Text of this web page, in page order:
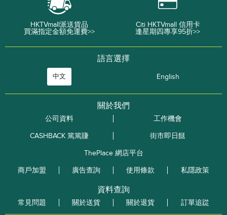
HKTVmall派送貨品
買滿指定金額免運費>>
Citi HKTVmall 信用卡
逢星期四專享95折>>
語言選擇
中文 English
關於我們
公司資料
工作機會
CASHBACK 篤篤賺
街市即日餸
ThePlace 網店平台
商戶加盟
廣告查詢 使用條款 私隱政策
資料查詢
常見問題 關於送貨 關於退貨 訂單追踨